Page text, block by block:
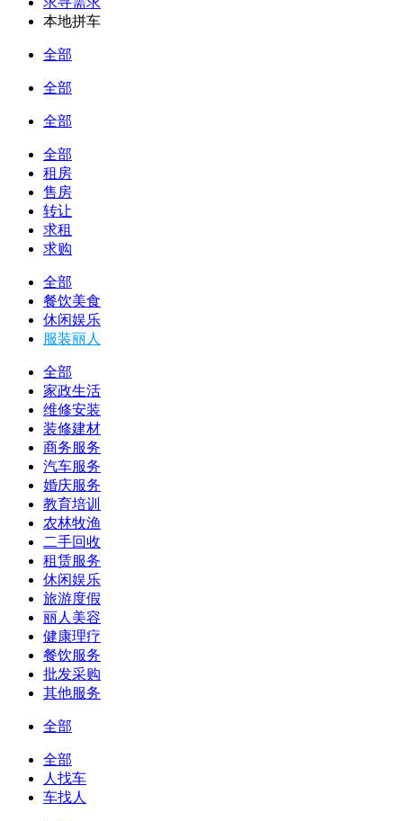
本地拼车
全部
全部
全部
全部
租房
售房
转让
求租
求购
全部
餐饮美食
休闲娱乐
服装丽人
全部
家政生活
维修安装
装修建材
商务服务
汽车服务
婚庆服务
教育培训
农林牧渔
二手回收
租赁服务
休闲娱乐
旅游度假
丽人美容
健康理疗
餐饮服务
批发采购
其他服务
全部
全部
人找车
车找人